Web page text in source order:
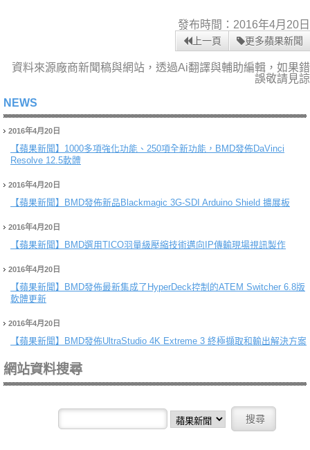
發布時間：2016年4月20日
上一頁 更多蘋果新聞
資料來源廠商新聞稿與網站，透過Ai翻譯與輔助編輯，如果錯
誤敬請見諒
NEWS
2016年4月20日
【蘋果新聞】 1000多項強化功能、250項全新功能，BMD發佈DaVinci
Resolve 12.5軟體
2016年4月20日
【蘋果新聞】 BMD發佈新品Blackmagic 3G-SDI Arduino Shield 擴展板
2016年4月20日
【蘋果新聞】 BMD選用TICO羽量級壓縮技術邁向IP傳輸現場視訊製作
2016年4月20日
【蘋果新聞】
BMD發佈最新集成了HyperDeck控制的ATEM Switcher 6.8版
軟體更新
2016年4月20日
【蘋果新聞】 BMD發佈UltraStudio 4K Extreme 3 終極擷取和輸出解決方案
網站資料搜尋